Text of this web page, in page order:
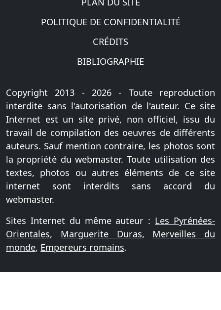
POLITIQUE DE CONFIDENTIALITÉ
CRÉDITS
BIBLIOGRAPHIE
Copyright 2013 - 2026 - Toute reproduction
interdite sans l'autorisation de l'auteur. Ce site
Internet est un site privé, non officiel, issu du
travail de compilation des oeuvres de différents
auteurs. Sauf mention contraire, les photos sont
la propriété du webmaster. Toute utilisation des
textes, photos ou autres éléments de ce site
internet sont interdits sans accord du
webmaster.
Sites Internet du même auteur : Les Pyrénées-
Orientales, Marguerite Duras, Merveilles du
monde, Empereurs romains.